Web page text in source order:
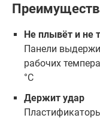
Не плывёт и не
Панели
рабочих
°С
Держит удар